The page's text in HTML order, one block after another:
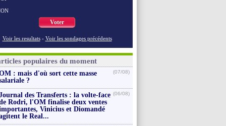
Voter
Voir les resultats - Voir les sondages précédents
populaires du moment
: mais d'où sort cette masse
?
(07/08)
des Transferts : la volte-face
Rodri, l'OM finalise deux ventes
Vinicius et Diomandé
le Real...
(06/08)